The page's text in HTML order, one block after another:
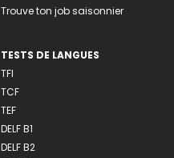
Trouve ton job saisonnier
TESTS DE LANGUES
TFI
TCF
TEF
DELF B1
DELF B2